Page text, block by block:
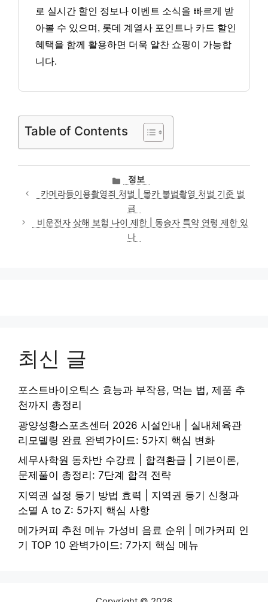
로 실시간 할인 정보나 이벤트 소식을 빠르게 받
아볼 수 있으며, 롯데 계열사 포인트나 카드 할인
혜택을 함께 활용하면 더욱 알찬 쇼핑이 가능합
니다.
Table of Contents
카
테
고
리
정보
카메라등이용촬영죄 처벌 | 몰카 불법촬영 처벌 기준 벌
금
비운전자 상해 보험 나이 제한 | 동승자 특약 연령 제한 있
나
최신 글
포스트바이오틱스 효능과 부작용, 먹는 법, 제품 추
천까지 총정리
광양성황스포츠센터 2026 시설안내 | 실내체육관
리모델링 완료 완벽가이드: 5가지 핵심 변화
세무사학원 동차반 수강료 | 합격환급 | 기본이론,
문제풀이 총정리: 7단계 합격 전략
지역권 설정 등기 방법 효력 | 지역권 등기 신청과
소멸 A to Z: 5가지 핵심 사항
메가커피 추천 메뉴 가성비 음료 순위 | 메가커피 인
기 TOP 10 완벽가이드: 7가지 핵심 메뉴